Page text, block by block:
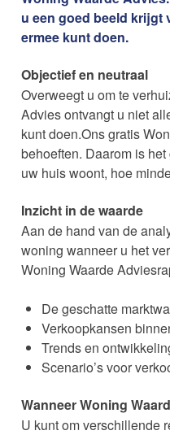
u een goed beeld krijgt
ermee kunt doen.
Objectief en neutraal
Overweegt u om te
Advies ontvangt u niet
kunt doen.Ons gratis
behoeften. Daarom is
uw huis woont, hoe
Inzicht in de waarde
Aan de hand van de
woning wanneer u het
Woning Waarde
De geschatte
Verkoopkansen
Trends en
Scenario’s voor
Wanneer Woning
U kunt om verschillende